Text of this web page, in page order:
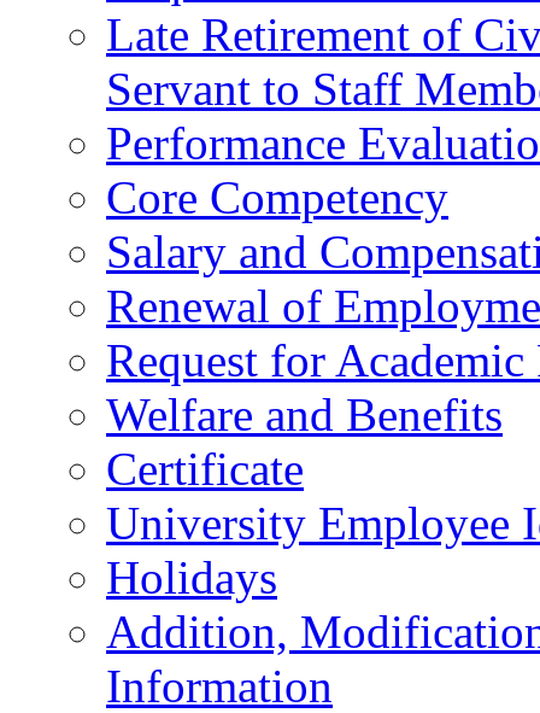
Late Retirement of
Servant to Staff
Performance
Core Competency
Salary and
Renewal of
Request for Academic
Welfare and Benefits
Certificate
University Employee
Holidays
Addition,
Information